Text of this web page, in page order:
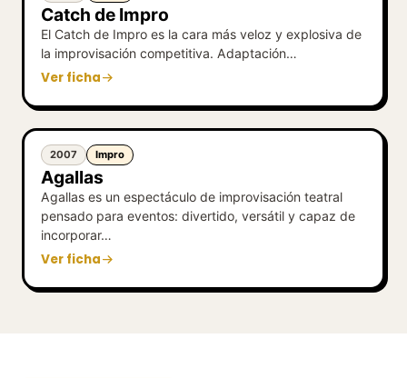
Catch de Impro
El Catch de Impro es la cara más veloz y explosiva de
la improvisación competitiva. Adaptación…
Ver ficha
2007 Impro
Agallas
Agallas es un espectáculo de improvisación teatral
pensado para eventos: divertido, versátil y capaz de
incorporar…
Ver ficha